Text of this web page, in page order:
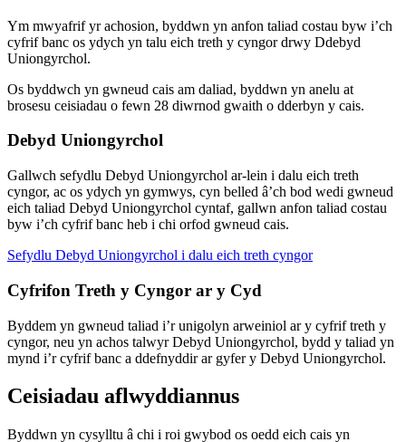
Ym mwyafrif yr achosion, byddwn yn anfon taliad costau byw i’ch
cyfrif banc os ydych yn talu eich treth y cyngor drwy Ddebyd
Uniongyrchol.
Os byddwch yn gwneud cais am daliad, byddwn yn anelu at
brosesu ceisiadau o fewn 28 diwrnod gwaith o dderbyn y cais.
Debyd Uniongyrchol
Gallwch sefydlu Debyd Uniongyrchol ar-lein i dalu eich treth
cyngor, ac os ydych yn gymwys, cyn belled â’ch bod wedi gwneud
eich taliad Debyd Uniongyrchol cyntaf, gallwn anfon taliad costau
byw i’ch cyfrif banc heb i chi orfod gwneud cais.
Sefydlu Debyd Uniongyrchol i dalu eich treth cyngor
Cyfrifon Treth y Cyngor ar y Cyd
Byddem yn gwneud taliad i’r unigolyn arweiniol ar y cyfrif treth y
cyngor, neu yn achos talwyr Debyd Uniongyrchol, bydd y taliad yn
mynd i’r cyfrif banc a ddefnyddir ar gyfer y Debyd Uniongyrchol.
Ceisiadau aflwyddiannus
Byddwn yn cysylltu â chi i roi gwybod os oedd eich cais yn